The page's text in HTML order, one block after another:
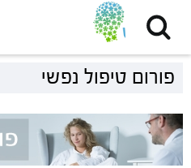
פורום טיפול נפשי